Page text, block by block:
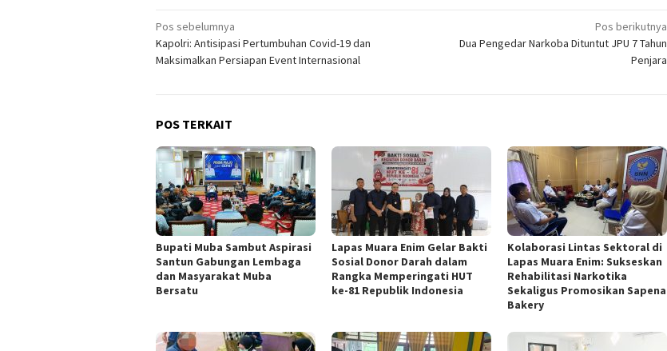
Navigasi
pos
Pos sebelumnya
Kapolri: Antisipasi Pertumbuhan Covid-19 dan
Maksimalkan Persiapan Event Internasional
Pos berikutnya
Dua Pengedar Narkoba Dituntut JPU 7 Tahun
Penjara
POS TERKAIT
Bupati Muba Sambut Aspirasi
Santun Gabungan Lembaga
dan Masyarakat Muba
Bersatu
Lapas Muara Enim Gelar Bakti
Sosial Donor Darah dalam
Rangka Memperingati HUT
ke-81 Republik Indonesia
Kolaborasi Lintas Sektoral di
Lapas Muara Enim: Sukseskan
Rehabilitasi Narkotika
Sekaligus Promosikan Sapena
Bakery